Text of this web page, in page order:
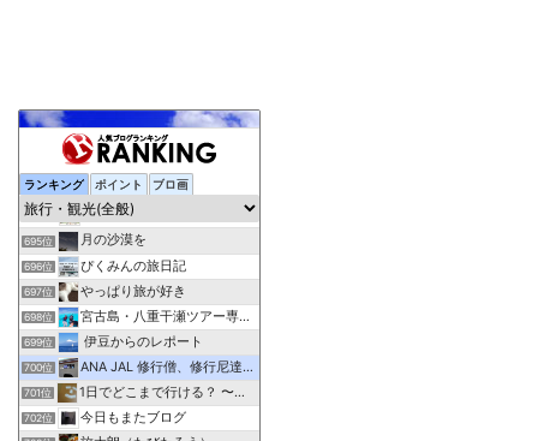
ランキング ポイント ブロ画
693位 元添乗員の視点で見た宿情報＆体験記
694位 Traicy
695位 月の沙漠を
696位 ぴくみんの旅日記
697位 やっぱり旅が好き
698位 宮古島・八重干瀬ツアー専門アクアベース
699位 伊豆からのレポート
700位 ANA JAL 修行僧、修行尼達の解脱修行情報部屋
701位 1日でどこまで行ける？ 〜普通列車の旅〜
702位 今日もまたブログ